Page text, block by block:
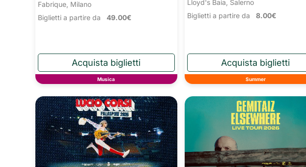
Fabrique, Milano
Biglietti a partire da 49.00€
Musica
Lloyd's Baia, Salerno
Biglietti a partire da 8.00€
Summer